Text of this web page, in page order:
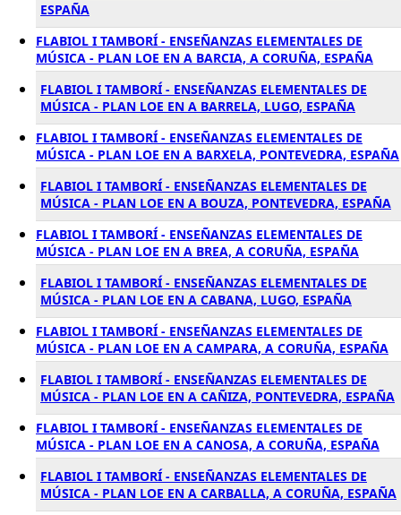
ESPAÑA
FLABIOL I TAMBORÍ - ENSEÑANZAS ELEMENTALES DE
MÚSICA - PLAN LOE EN A BARCIA, A CORUÑA, ESPAÑA
FLABIOL I TAMBORÍ - ENSEÑANZAS ELEMENTALES DE
MÚSICA - PLAN LOE EN A BARRELA, LUGO, ESPAÑA
FLABIOL I TAMBORÍ - ENSEÑANZAS ELEMENTALES DE
MÚSICA - PLAN LOE EN A BARXELA, PONTEVEDRA, ESPAÑA
FLABIOL I TAMBORÍ - ENSEÑANZAS ELEMENTALES DE
MÚSICA - PLAN LOE EN A BOUZA, PONTEVEDRA, ESPAÑA
FLABIOL I TAMBORÍ - ENSEÑANZAS ELEMENTALES DE
MÚSICA - PLAN LOE EN A BREA, A CORUÑA, ESPAÑA
FLABIOL I TAMBORÍ - ENSEÑANZAS ELEMENTALES DE
MÚSICA - PLAN LOE EN A CABANA, LUGO, ESPAÑA
FLABIOL I TAMBORÍ - ENSEÑANZAS ELEMENTALES DE
MÚSICA - PLAN LOE EN A CAMPARA, A CORUÑA, ESPAÑA
FLABIOL I TAMBORÍ - ENSEÑANZAS ELEMENTALES DE
MÚSICA - PLAN LOE EN A CAÑIZA, PONTEVEDRA, ESPAÑA
FLABIOL I TAMBORÍ - ENSEÑANZAS ELEMENTALES DE
MÚSICA - PLAN LOE EN A CANOSA, A CORUÑA, ESPAÑA
FLABIOL I TAMBORÍ - ENSEÑANZAS ELEMENTALES DE
MÚSICA - PLAN LOE EN A CARBALLA, A CORUÑA, ESPAÑA